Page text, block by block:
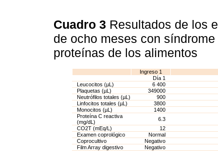
Cuadro 3 Resultados de los
de ocho meses con
proteínas de los alimentos
Ingreso 1
Día 1
Leucocitos (µL)
6 400
Plaquetas (µL)
349000
Neutrófilos totales (µL)
900
Linfocitos totales (µL)
3800
Monocitos (µL)
1400
Proteína C reactiva
(mg/dL)
6.3
CO2T (mEq/L)
12
Examen coprológico
Normal
Coprocultivo
Negativo
Film Array digestivo
Negativo